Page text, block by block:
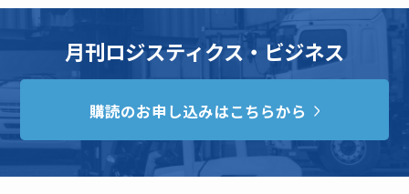
月刊ロジスティクス・ビジネス
購読のお申し込みはこちらから